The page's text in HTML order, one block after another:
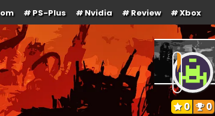
PS-Plus Nvidia Review Xbox
0 0